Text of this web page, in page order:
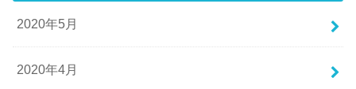
2020年5月
2020年4月